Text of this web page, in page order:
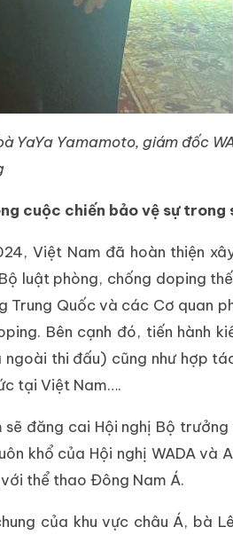
YaYa Yamamoto, giám đốc
cuộc chiến bảo vệ sự trong
Việt Nam đã hoàn thiện
luật phòng, chống doping
Quốc và các Cơ quan
Bên cạnh đó, tiến hành
thi đấu) cũng như hợp
tại Việt Nam….
đăng cai Hội nghị Bộ trưởng
khổ của Hội nghị WADA và
thể thao Đông Nam Á.
của khu vực châu Á, bà